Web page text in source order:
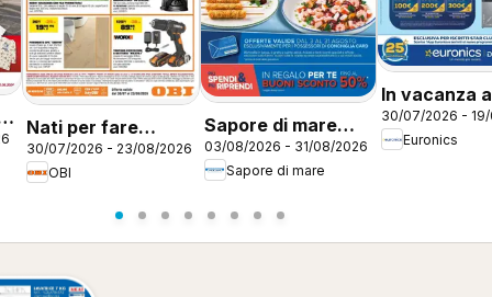
Nati per fare
estate
30/07/2026 - 23/08/2026
OBI
Sapore di mare
volantino Brescia
03/08/2026 - 31/08/2026
Sapore di mare
In vacanza
zero
30/07/2026 -
Euronics